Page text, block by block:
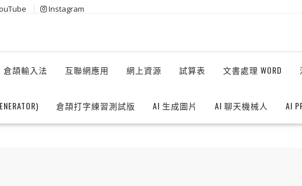
Instagram
倉頡輸入法 互聯網應用 網上資源 試算表 文書處理 WORD
倉頡打字練習測試版 AI 生成圖片 AI 聊天機械人 AI